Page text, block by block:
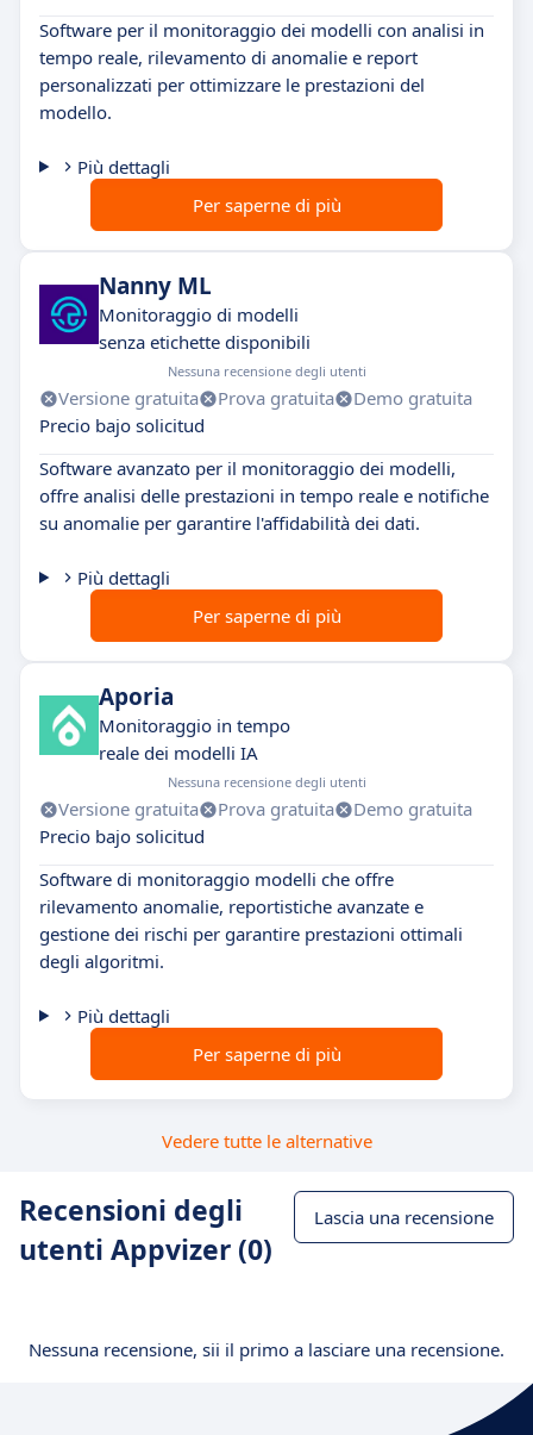
Software per il monitoraggio dei modelli con analisi in
tempo reale, rilevamento di anomalie e report
personalizzati per ottimizzare le prestazioni del
modello.
Più dettagli
Per saperne di più
Nanny ML
Monitoraggio di modelli
senza etichette disponibili
Nessuna recensione degli utenti
Versione gratuita Prova gratuita
Demo gratuita
Precio bajo solicitud
Software avanzato per il monitoraggio dei modelli,
offre analisi delle prestazioni in tempo reale e notifiche
su anomalie per garantire l'affidabilità dei dati.
Più dettagli
Per saperne di più
Aporia
Monitoraggio in tempo
reale dei modelli IA
Nessuna recensione degli utenti
Versione gratuita Prova gratuita
Demo gratuita
Precio bajo solicitud
Software di monitoraggio modelli che offre
rilevamento anomalie, reportistiche avanzate e
gestione dei rischi per garantire prestazioni ottimali
degli algoritmi.
Più dettagli
Per saperne di più
Vedere tutte le alternative
Recensioni degli
utenti Appvizer (0)
Lascia una recensione
Nessuna recensione, sii il primo a lasciare una recensione.